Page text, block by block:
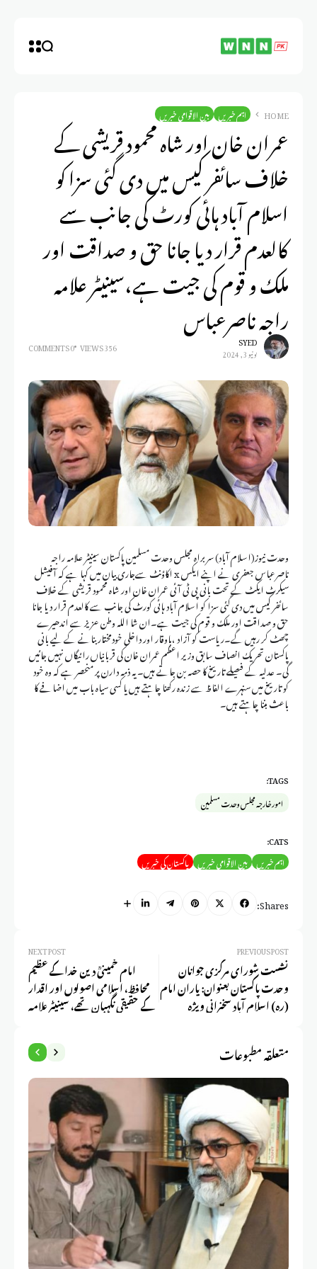
HOME اہم خبریں بین الاقوامی خبریں
عمران خان اور شاہ محمود قریشی کے
خلاف سائفر کیس میں دی گئی سزا کو
اسلام آباد ہائی کورٹ کی جانب سے
کالعدم قرار دیا جانا حق و صداقت اور
ملک و قوم کی جیت ہے،سینیٹر علامہ
راجہ ناصرعباس
SYED
يونيو 3, 2024 356 VIEWS
0 COMMENTS
وحدت نیوز(اسلام آباد) سربراہ مجلس وحدت مسلمین پاکستان سینیٹر علامہ راجہ
ناصرعباس جعفری نے اپنے ایکس x اکاؤنٹ سےجاری بیان میں کہا ہے کہ آفیشل
سیکرٹ ایکٹ کے تحت بانی پی ٹی آئی عمران خان اور شاہ محمود قریشی کے خلاف
سائفر کیس میں دی گئی سزا کو اسلام آباد ہائی کورٹ کی جانب سے کالعدم قرار دیا جانا
حق و صداقت اور ملک و قوم کی جیت ہے۔ان شا اللہ وطن عزیز سے اندھیرے
چھٹ کر رہیں گے۔ریاست کو آزاد ،باوقار اور داخلی خودمختار بنانے کے لیے بانی
پاکستان تحریک انصاف سابق وزیر اعظم عمران خان کی قربانیاں رائیگاں نہیں جائیں
گی۔ عدلیہ کے فیصلے تاریخ کا حصہ بن جاتے ہیں۔ یہ ذمہ دارن پر منحصر ہے کہ وہ خود
کو تاریخ میں سنہرے الفاظ سے زندہ رکھنا چاہتے ہیں یا کسی سیاہ باب میں اضافے کا
باعث بننا چاہتے ہیں۔
TAGS:
امور خارجہ مجلس وحدت مسلمین
CATS:
اہم خبریں بین الاقوامی خبریں پاکستان کی خبریں
Shares:
PREVIOUS POST
نشست شورای مرکزی جوانان
وحدت پاکستان بعنوان: یاران امام
(ره) اسلام آباد سخنرانی ویژہ
NEXT POST
امام خمینیؒ دین خدا کے عظیم
محافظ، اسلامی اصولوں اور اقدار
کے حقیقی نگہبان تھے، سینیٹر علامہ
متعلقہ مطبوعات